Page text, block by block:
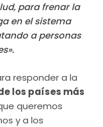
para frenar la
en el sistema
a personas
responder a la
los países más
queremos
y a los